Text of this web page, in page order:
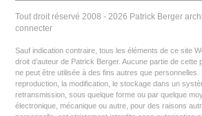
Tout droit réservé 2008 - 2026 Patrick Berger
connecter
Sauf indication contraire, tous les éléments de ce site
droit d’auteur de Patrick Berger. Aucune partie de cette
ne peut être utilisée à des fins autres que personnelles.
reproduction, la modification, le stockage dans un
retransmission, sous quelque forme ou par quelque
électronique, mécanique ou autre, pour des raisons